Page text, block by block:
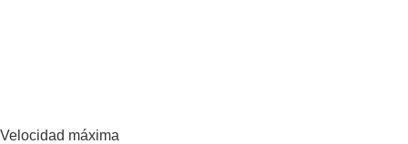
Velocidad máxima